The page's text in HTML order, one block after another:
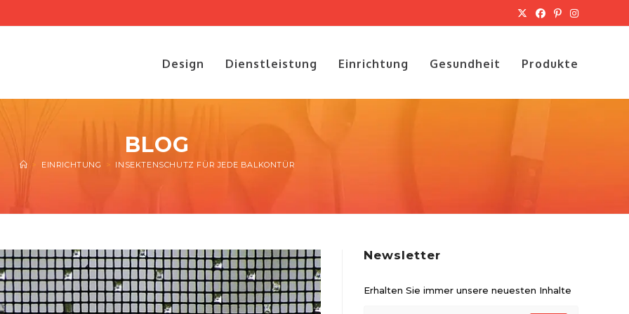
Design Dienstleistung Einrichtung Gesundheit Produkte
BLOG
> EINRICHTUNG > INSEKTENSCHUTZ FÜR JEDE BALKONTÜR
Newsletter
Erhalten Sie immer unsere neuesten Inhalte